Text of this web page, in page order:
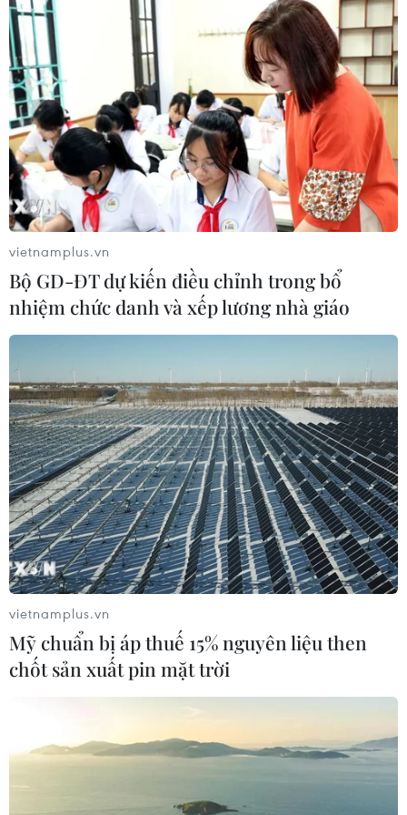
vietnamplus.vn
Bộ GD-ĐT dự kiến điều chỉnh trong bổ
nhiệm chức danh và xếp lương nhà giáo
vietnamplus.vn
Mỹ chuẩn bị áp thuế 15% nguyên liệu then
chốt sản xuất pin mặt trời